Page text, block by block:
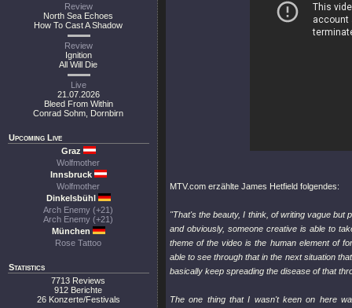
Review
North Sea Echoes
How To Cast A Shadow
Review
Ignition
All Will Die
Live
21.07.2026
Bleed From Within
Conrad Sohm, Dornbirn
Upcoming Live
Graz
Wolfmother
Innsbruck
Wolfmother
Dinkelsbühl
Arch Enemy (+21)
Arch Enemy (+21)
München
Rose Tattoo
Statistics
7713 Reviews
912 Berichte
26 Konzerte/Festivals
MTV.com erzählte James Hetfield folgendes:
"That's the beauty, I think, of writing vague
and obviously, someone creative is able to
theme of the video is the human element of
able to see through that in the next situation
basically keep spreading the disease of that
The one thing that I wasn't keen on here